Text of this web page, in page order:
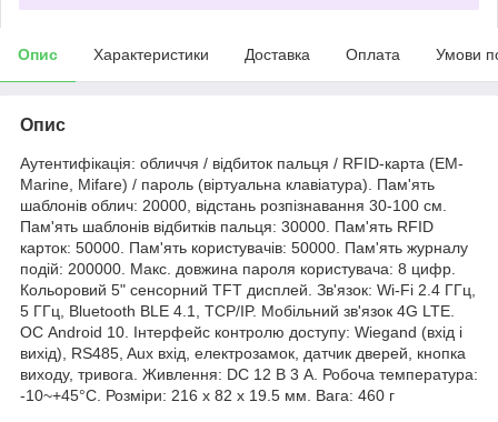
Опис Характеристики Доставка Оплата Умови
Опис
Аутентифікація: обличчя / відбиток пальця / RFID-карта (EM-
Marine, Mifare) / пароль (віртуальна клавіатура). Пам'ять
шаблонів облич: 20000, відстань розпізнавання 30-100 см.
Пам'ять шаблонів відбитків пальця: 30000. Пам'ять RFID
карток: 50000. Пам'ять користувачів: 50000. Пам'ять журналу
подій: 200000. Макс. довжина пароля користувача: 8 цифр.
Кольоровий 5" сенсорний TFT дисплей. Зв'язок: Wi-Fi 2.4 ГГц,
5 ГГц, Bluetooth BLE 4.1, TCP/IP. Мобільний зв'язок 4G LTE.
ОС Android 10. Інтерфейс контролю доступу: Wiegand (вхід і
вихід), RS485, Aux вхід, електрозамок, датчик дверей, кнопка
виходу, тривога. Живлення: DC 12 В 3 A. Робоча температура:
-10~+45°C. Розміри: 216 х 82 х 19.5 мм. Вага: 460 г